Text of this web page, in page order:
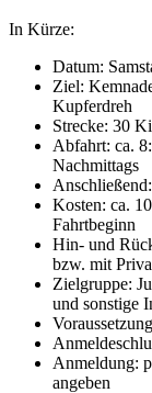
In Kürze:
Datum:
Ziel:
Kupferdreh
Strecke: 30
Abfahrt: ca.
Nachmittags
Kosten: ca.
Fahrtbeginn
Hin- und
bzw. mit
Zielgruppe:
und sonstige
Anmeldung:
angeben